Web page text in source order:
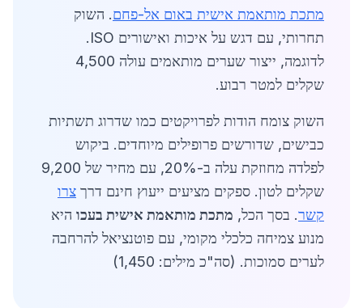
מתכת מותאמת אישית באום אל-פחם. השוק
תחרותי, עם דגש על איכות ואישורים ISO.
לדוגמה, ייצור שערים מותאמים עולה 4,500
שקלים למטר רבוע.
השוק צומח הודות לפרויקטים כמו שדרוג תשתיות
כבישים, שדורשים פרופילים מיוחדים. ביקוש
לפלדה מחוזקת עלה ב-20%, עם מחיר של 9,200
שקלים לטון. ספקים מציעים ייעוץ חינם דרך צרו
קשר. בסך הכל, מתכת מותאמת אישית בעכו היא
מנוע צמיחה כלכלי מקומי, עם פוטנציאל להרחבה
לערים סמוכות. (סה"כ מילים: 1,450)